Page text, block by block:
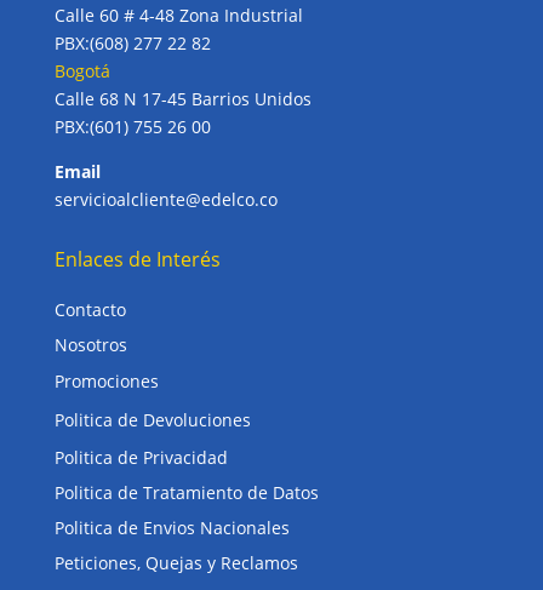
Calle 60 # 4-48 Zona Industrial
PBX:(608) 277 22 82
Bogotá
Calle 68 N 17-45 Barrios Unidos
PBX:(601) 755 26 00
Email
servicioalcliente@edelco.co
Enlaces de Interés
Contacto
Nosotros
Promociones
Politica de Devoluciones
Politica de Privacidad
Politica de Tratamiento de Datos
Politica de Envios Nacionales
Peticiones, Quejas y Reclamos